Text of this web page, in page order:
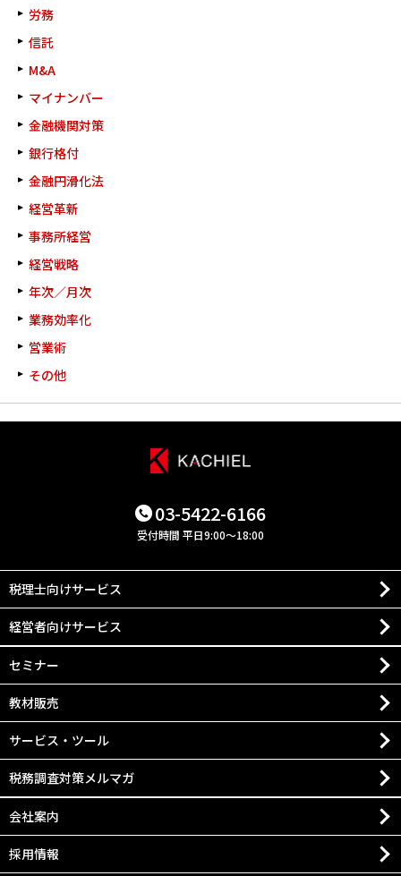
労務
信託
M&A
マイナンバー
金融機関対策
銀行格付
金融円滑化法
経営革新
事務所経営
経営戦略
年次／月次
業務効率化
営業術
その他
03-5422-6166
受付時間 平日9:00～18:00
税理士向けサービス
経営者向けサービス
セミナー
教材販売
サービス・ツール
税務調査対策メルマガ
会社案内
採用情報